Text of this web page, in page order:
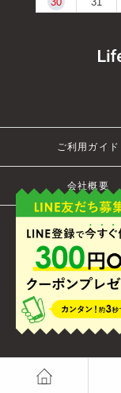
ご利用ガイド
会社概要